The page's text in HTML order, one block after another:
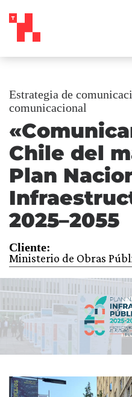
Estrategia de
comunicacional
Chile del
Plan
2025–2055
Cliente:
Ministerio de Obras